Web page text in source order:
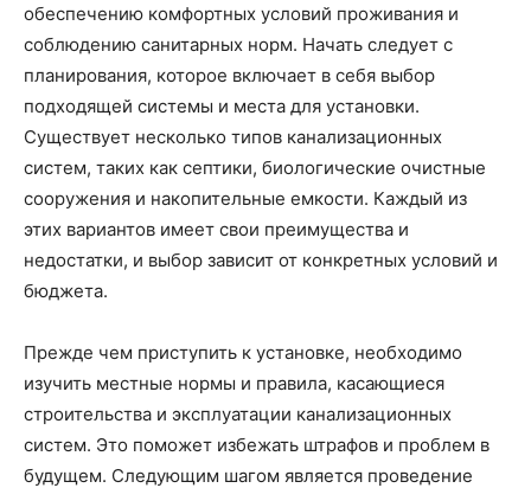
обеспечению комфортных условий проживания и
соблюдению санитарных норм. Начать следует с
планирования, которое включает в себя выбор
подходящей системы и места для установки.
Существует несколько типов канализационных
систем, таких как септики, биологические очистные
сооружения и накопительные емкости. Каждый из
этих вариантов имеет свои преимущества и
недостатки, и выбор зависит от конкретных условий и
бюджета.
Прежде чем приступить к установке, необходимо
изучить местные нормы и правила, касающиеся
строительства и эксплуатации канализационных
систем. Это поможет избежать штрафов и проблем в
будущем. Следующим шагом является проведение